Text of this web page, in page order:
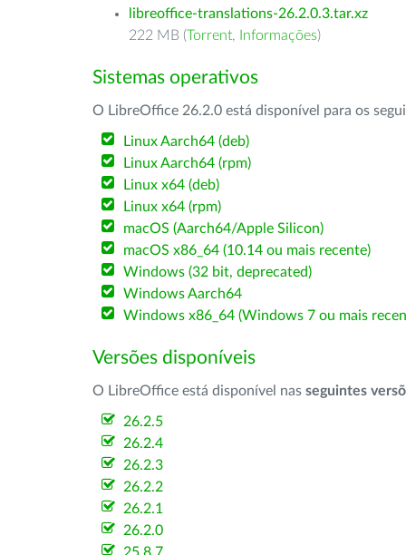
libreoffice-translations-26.2.0.3.tar.xz
222 MB (Torrent, Informações)
Sistemas operativos
O LibreOffice 26.2.0 está disponível para os
Linux Aarch64 (deb)
Linux Aarch64 (rpm)
Linux x64 (deb)
Linux x64 (rpm)
macOS (Aarch64/Apple Silicon)
macOS x86_64 (10.14 ou mais recente)
Windows (32 bit, deprecated)
Windows Aarch64
Windows x86_64 (Windows 7 ou mais
Versões disponíveis
O LibreOffice está disponível nas seguintes
26.2.5
26.2.4
26.2.3
26.2.2
26.2.1
26.2.0